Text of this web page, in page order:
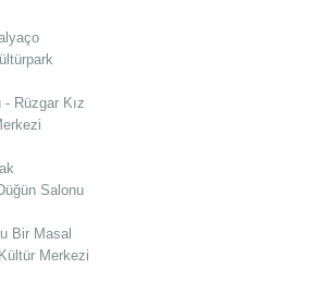
Rüzgar Kız
Salonu
Bir Masal
Merkezi